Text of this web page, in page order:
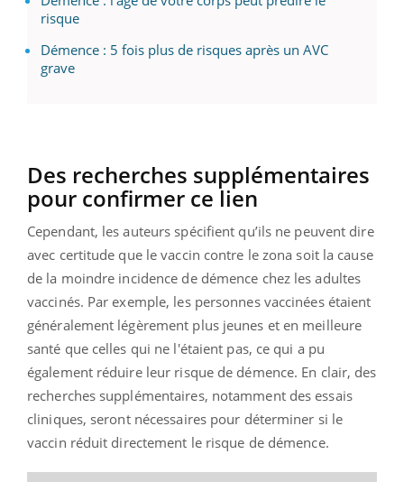
risque
Démence : 5 fois plus de risques après un AVC
grave
Des recherches supplémentaires
pour confirmer ce lien
Cependant, les auteurs spécifient qu’ils ne peuvent dire
avec certitude que le vaccin contre le zona soit la cause
de la moindre incidence de démence chez les adultes
vaccinés. Par exemple, les personnes vaccinées étaient
généralement légèrement plus jeunes et en meilleure
santé que celles qui ne l'étaient pas, ce qui a pu
également réduire leur risque de démence. En clair, des
recherches supplémentaires, notamment des essais
cliniques, seront nécessaires pour déterminer si le
vaccin réduit directement le risque de démence.